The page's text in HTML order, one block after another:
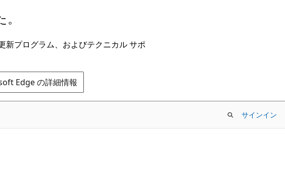
プログラム、およびテクニカル サポ
Edge の詳細情報
サインイン